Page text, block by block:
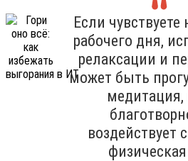
Если
рабочего дня,
релаксации и
может быть
медитация,
воздействует